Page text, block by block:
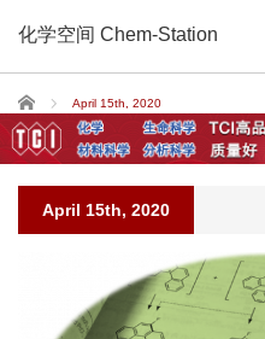
化学空间 Chem-Station
Home April 15th, 2020
April 15th, 2020